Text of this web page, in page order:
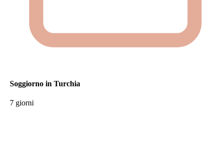
Soggiorno in Turchia
7 giorni